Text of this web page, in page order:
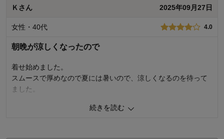
お子さまの年齢：
お子さまの性別：
Ｋさん 2025年09月27日
女性・40代 4.0
朝晩が涼しくなったので
着せ始めました。
スムースで厚めなので夏には暑いので、涼しくなるのを待って
ました。
生地がしっかりしていてヘタりにくそうです。サイズアウトし
続きを読む